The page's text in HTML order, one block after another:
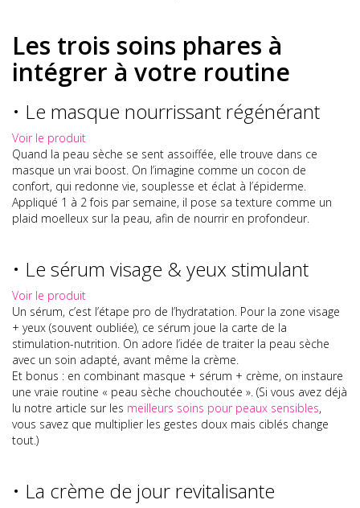
Les trois soins phares à
intégrer à votre routine
• Le masque nourrissant régénérant
Voir le produit
Quand la peau sèche se sent assoiffée, elle trouve dans ce
masque un vrai boost. On l’imagine comme un cocon de
confort, qui redonne vie, souplesse et éclat à l’épiderme.
Appliqué 1 à 2 fois par semaine, il pose sa texture comme un
plaid moelleux sur la peau, afin de nourrir en profondeur.
• Le sérum visage & yeux stimulant
Voir le produit
Un sérum, c’est l’étape pro de l’hydratation. Pour la zone visage
+ yeux (souvent oubliée), ce sérum joue la carte de la
stimulation-nutrition. On adore l’idée de traiter la peau sèche
avec un soin adapté, avant même la crème.
Et bonus : en combinant masque + sérum + crème, on instaure
une vraie routine « peau sèche chouchoutée ». (Si vous avez déjà
lu notre article sur les meilleurs soins pour peaux sensibles,
vous savez que multiplier les gestes doux mais ciblés change
tout.)
• La crème de jour revitalisante